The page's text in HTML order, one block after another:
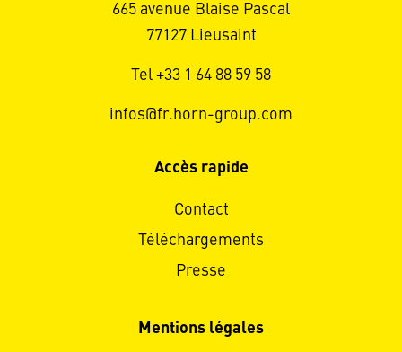
665 avenue Blaise Pascal
77127 Lieusaint
Tel +33 1 64 88 59 58
infos@fr.horn-group.com
Accès rapide
Contact
Téléchargements
Presse
Mentions légales